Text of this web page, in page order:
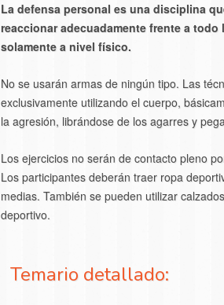
La defensa personal es una disciplina
reaccionar adecuadamente frente a
solamente a nivel físico.
No se usarán armas de ningún tipo. Las
exclusivamente utilizando el cuerpo,
la agresión, librándose de los agarres y
Los ejercicios no serán de contacto pleno
Los participantes deberán traer ropa
medias. También se pueden utilizar
deportivo.
Temario detallado: